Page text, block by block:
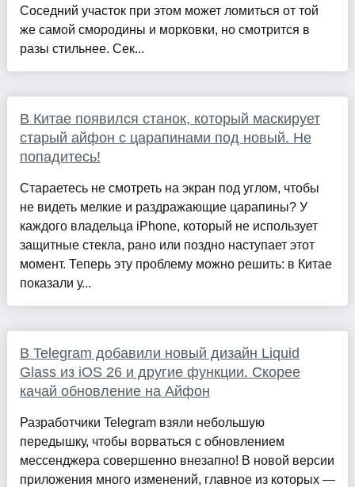
Соседний участок при этом может ломиться от той
же самой смородины и морковки, но смотрится в
разы стильнее. Сек...
В Китае появился станок, который маскирует
старый айфон с царапинами под новый. Не
попадитесь!
Стараетесь не смотреть на экран под углом, чтобы
не видеть мелкие и раздражающие царапины? У
каждого владельца iPhone, который не использует
защитные стекла, рано или поздно наступает этот
момент. Теперь эту проблему можно решить: в Китае
показали у...
В Telegram добавили новый дизайн Liquid
Glass из iOS 26 и другие функции. Скорее
качай обновление на Айфон
Разработчики Telegram взяли небольшую
передышку, чтобы ворваться с обновлением
мессенджера совершенно внезапно! В новой версии
приложения много изменений, главное из которых —